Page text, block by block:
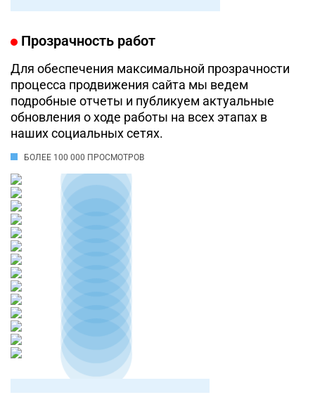
Прозрачность работ
Для обеспечения максимальной прозрачности
процесса продвижения сайта мы ведем
подробные отчеты и публикуем актуальные
обновления о ходе работы на всех этапах в
наших социальных сетях.
БОЛЕЕ 100 000 ПРОСМОТРОВ